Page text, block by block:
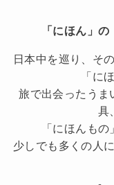
「にほん」
日本中を巡り、そ
「に
旅で出会ったうま
具
「にほんも
少しでも多くの人